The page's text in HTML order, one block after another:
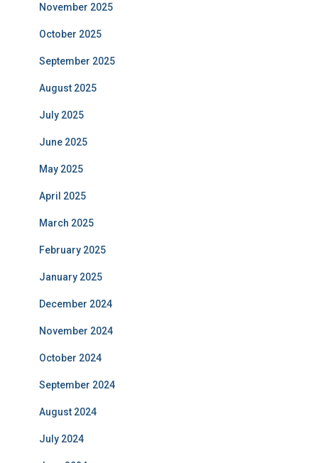
November 2025
October 2025
September 2025
August 2025
July 2025
June 2025
May 2025
April 2025
March 2025
February 2025
January 2025
December 2024
November 2024
October 2024
September 2024
August 2024
July 2024